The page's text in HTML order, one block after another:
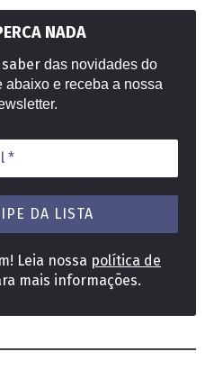
NADA
das novidades do
abaixo e receba a nossa
Leia nossa política de
mais informações.